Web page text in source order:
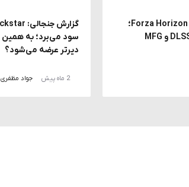
بررسی سخت افزاری بازی Forza Horizon 6؛
دیرتر عرضه می‌شود؟
2 ماه پیش جواد مظفری